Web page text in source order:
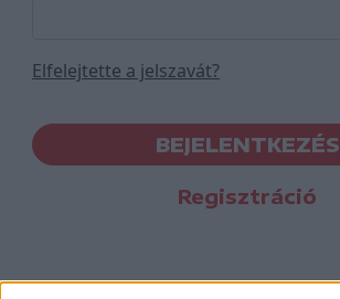
Elfelejtette a jelszavát?
BEJELENTKEZÉS
Regisztráció